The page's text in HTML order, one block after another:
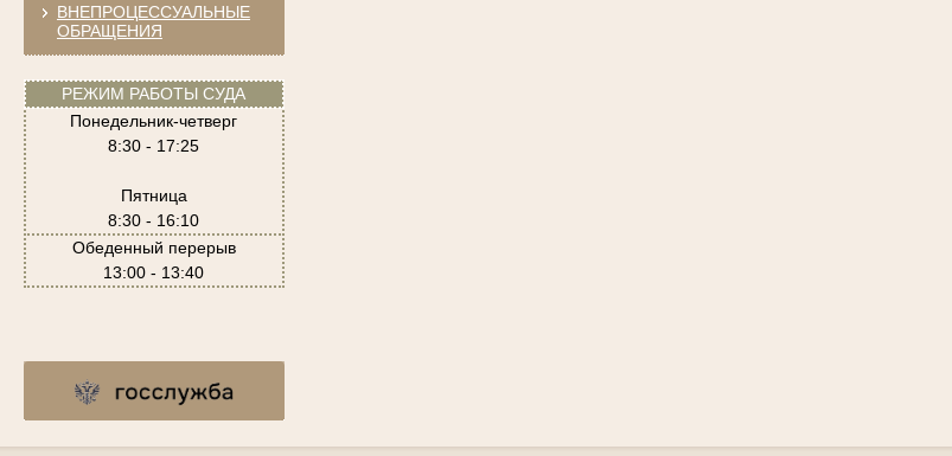
ВНЕПРОЦЕССУАЛЬНЫЕ
ОБРАЩЕНИЯ
РЕЖИМ РАБОТЫ СУДА
Понедельник-четверг
8:30 - 17:25
Пятница
8:30 - 16:10
Обеденный перерыв
13:00 - 13:40